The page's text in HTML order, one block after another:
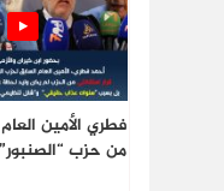
فطري الأمين
من حزب